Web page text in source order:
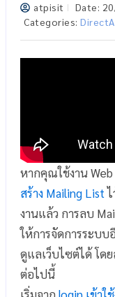
atpisit Date:
Categories:
หากคุณใช้งาน
สร้าง Mailing List
งานแล้ว การลบ
ให้การจัดการระบ
ดูแลเว็บไซต์ได้ โด
ต่อไปนี้